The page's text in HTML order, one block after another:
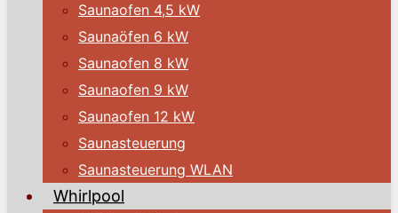
Saunaofen 4,5 kW
Saunaöfen 6 kW
Saunaofen 8 kW
Saunaofen 9 kW
Saunaofen 12 kW
Saunasteuerung
Saunasteuerung WLAN
Whirlpool